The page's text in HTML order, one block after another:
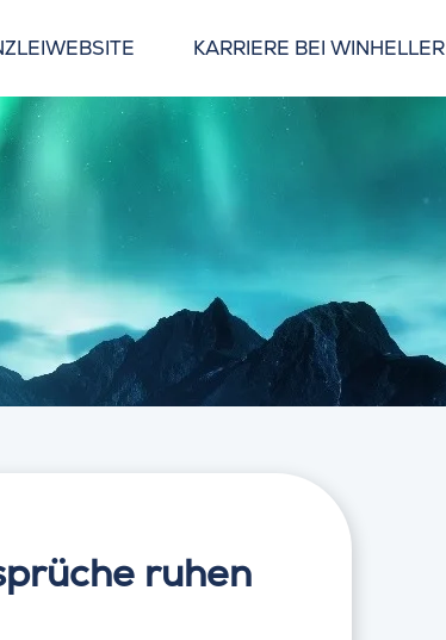
KARRIERE BEI WINHELLER
ruhen